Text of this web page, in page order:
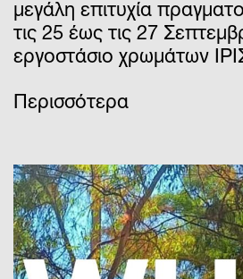
μεγάλη επιτυχία
τις 25 έως τις 27
εργοστάσιο χρωμάτων
Περισσότερα